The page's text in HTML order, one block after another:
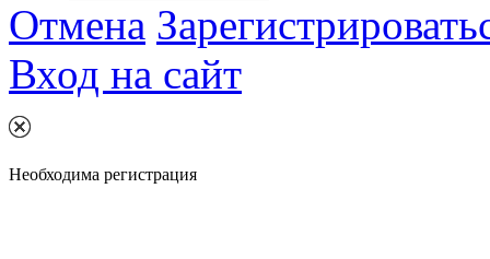
Отмена
Вход на сайт
Необходима регистрация